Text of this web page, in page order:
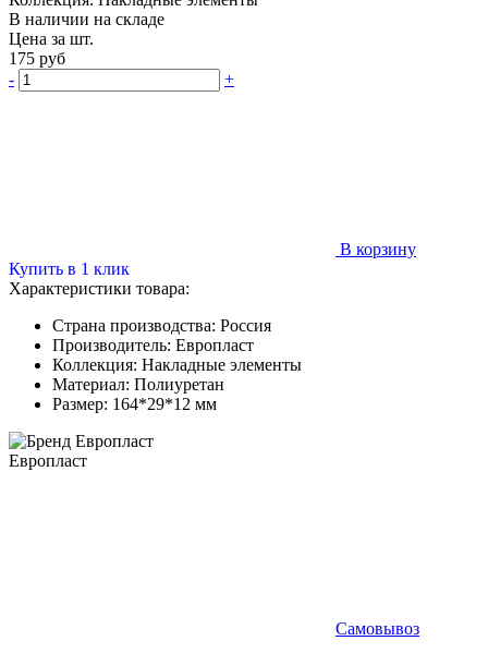
В наличии на складе
Цена за шт.
175 руб
-
+
В корзину
Купить в 1 клик
Характеристики товара:
Страна производства: Россия
Производитель: Европласт
Коллекция: Накладные элементы
Материал: Полиуретан
Размер: 164*29*12 мм
Европласт
Самовывоз